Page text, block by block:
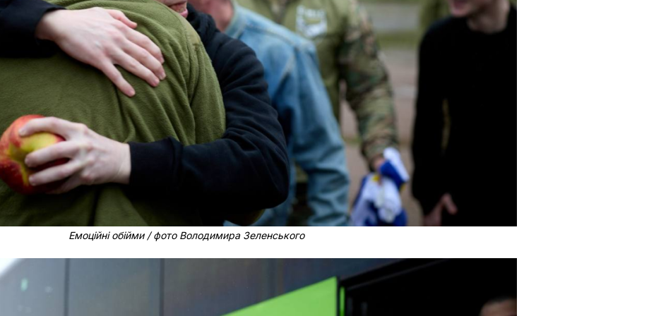
Емоційні обійми / фото Володимира Зеленського